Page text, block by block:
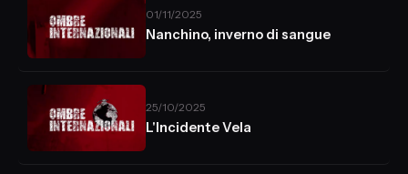
01/11/2025
Nanchino, inverno di sangue
25/10/2025
L'Incidente Vela